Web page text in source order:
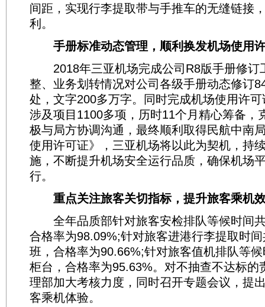
间距，实现行李提取带与手推车的无缝链接
利。
手册标准动态管理，顺利换发机场使用
2018年三亚机场完成公司R8版手册修订
整、业务划转情况对公司各级手册动态修订
处，文字200多万字。同时完成机场使用许
涉及项目1100多项，历时11个月精心筹备，
极与局方协调沟通，最终顺利取得民航中南
使用许可证》，三亚机场将以此为契机，持
施，不断提升机场安全运行品质，确保机场
行。
重点关注旅客关切指标，提升旅客乘机
全年品质部针对旅客安检排队等候时间
合格率为98.09%;针对旅客进港行李提取时
班，合格率为90.66%;针对旅客值机排队等
柜台，合格率为95.63%。对不抽查不达标的
理部加大考核力度，同时召开专题会议，提
客乘机体验。